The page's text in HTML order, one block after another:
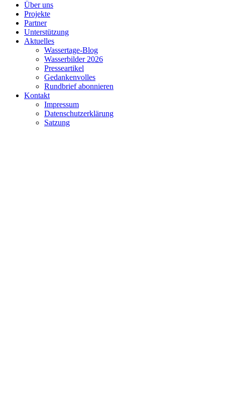
Über uns
Projekte
Partner
Unterstützung
Aktuelles
Wassertage-Blog
Wasserbilder 2026
Presseartikel
Gedankenvolles
Rundbrief abonnieren
Kontakt
Impressum
Datenschutzerklärung
Satzung